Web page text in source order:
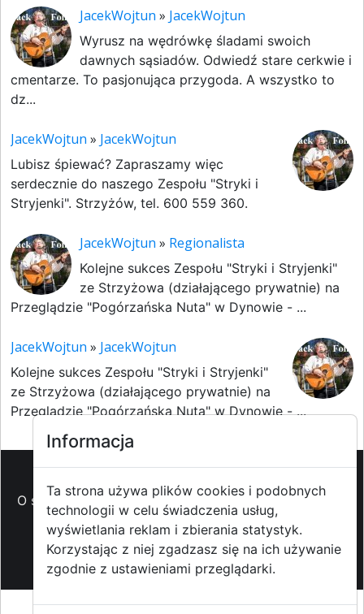
JacekWojtun » JacekWojtun
Wyrusz na wędrówkę śladami swoich
dawnych sąsiadów. Odwiedź stare cerkwie i
cmentarze. To pasjonująca przygoda. A wszystko to
dz...
JacekWojtun » JacekWojtun
Lubisz śpiewać? Zapraszamy więc
serdecznie do naszego Zespołu "Stryki i
Stryjenki". Strzyżów, tel. 600 559 360.
JacekWojtun » Regionalista
Kolejne sukces Zespołu "Stryki i Stryjenki"
ze Strzyżowa (działającego prywatnie) na
Przeglądzie "Pogórzańska Nuta" w Dynowie - ...
JacekWojtun » JacekWojtun
Kolejne sukces Zespołu "Stryki i Stryjenki"
ze Strzyżowa (działającego prywatnie) na
Przeglądzie "Pogórzańska Nuta" w Dynowie - ...
O strzyzowiak.pl-Reklama-Pomoc (FAQ)-Patronat
medialny - Prawa autorskie- Redakcja i
kontakt -Współpraca z mediami
Copyright ©2009-2014 strzyzowiak.pl,
Informacja
Ta strona używa plików cookies i podobnych
technologii w celu świadczenia usług,
wyświetlania reklam i zbierania statystyk.
Korzystając z niej zgadzasz się na ich używanie
zgodnie z ustawieniami przeglądarki.